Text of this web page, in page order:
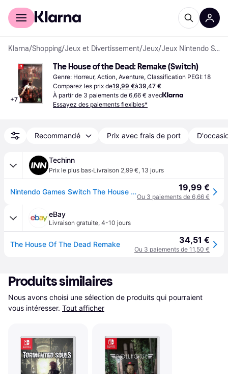
Acheter avec Klarna
Klarna/Shopping/Jeux et Divertissement/Jeux/ Jeux Nintendo Switch
+7
The House of the Dead: Remake (Switch)
Genre: Horreur, Action, Aventure, Classification PEGI: 18
Comparez les prix de19,99 €à39,47 €
À partir de 3 paiements de 6,66 € avec
Essayez des paiements flexibles*
Recommandé Prix avec frais de port
Techinn
Prix le plus bas·Livraison 2,99 €, 13 jours
Nintendo Games Switch The House Of The Dead Remake Clair PAL 19,99 €
Ou 3 paiements de 6,66 €
eBay
Livraison gratuite, 4-10 jours
The House Of The Dead Remake 34,51 €
Ou 3 paiements de 11,50 €
Produits similaires
Nous avons choisi une sélection de produits qui pourraient
vous intéresser. Tout afficher